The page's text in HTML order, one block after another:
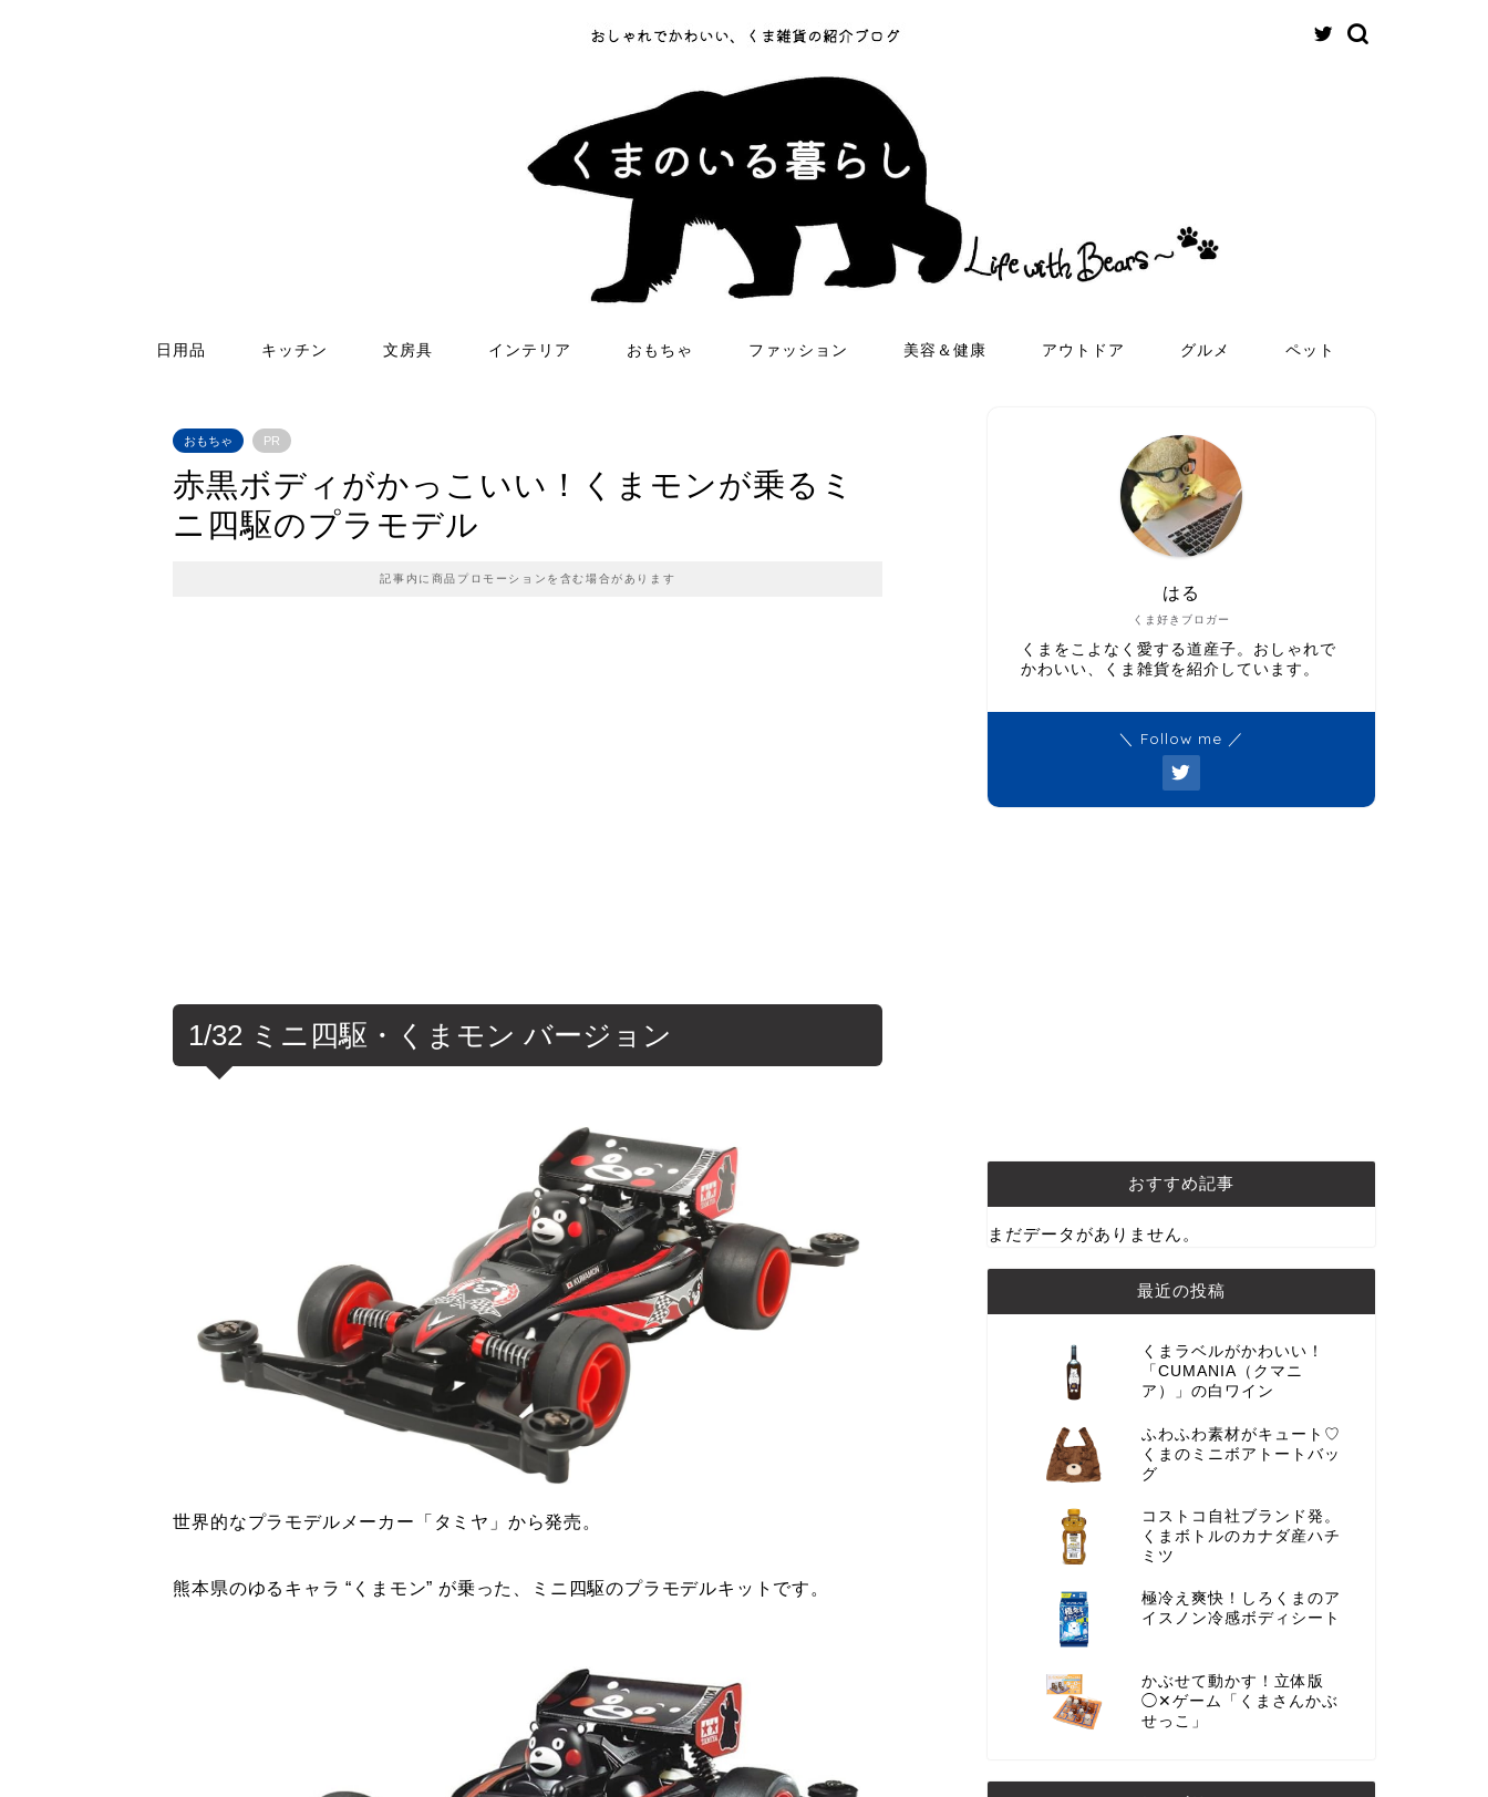
日用品 キッチン 文房具 インテリア おもちゃ ファッション 美容＆健康 アウトドア グルメ ペット
おもちゃ PR
赤黒ボディがかっこいい！くまモンが乗るミ
ニ四駆のプラモデル
記事内に商品プロモーションを含む場合があります
1/32 ミニ四駆・くまモン バージョン
世界的なプラモデルメーカー「タミヤ」から発売。
熊本県のゆるキャラ “くまモン” が乗った、ミニ四駆のプラモデルキットです。
くま好きブロガー
はる
くまをこよなく愛する道産子。おしゃれで
かわいい、くま雑貨を紹介しています。
＼ Follow me ／
おすすめ記事
まだデータがありません。
最近の投稿
くまラベルがかわいい！
「CUMANIA（クマニ
ア）」の白ワイン
ふわふわ素材がキュート♡
くまのミニボアトートバッ
グ
コストコ自社ブランド発。
くまボトルのカナダ産ハチ
ミツ
極冷え爽快！しろくまのア
イスノン冷感ボディシート
かぶせて動かす！立体版
◯✕ゲーム「くまさんかぶ
せっこ」